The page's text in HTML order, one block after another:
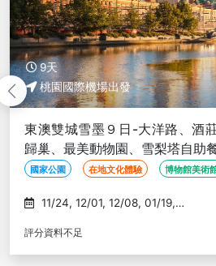
-大洋路、酒莊、歌劇院入內、企鵝
雪梨塔自助餐
博物館美術館
$89,800